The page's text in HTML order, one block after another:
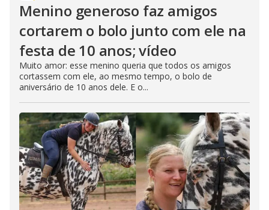
Menino generoso faz amigos
cortarem o bolo junto com ele na
festa de 10 anos; vídeo
Muito amor: esse menino queria que todos os amigos
cortassem com ele, ao mesmo tempo, o bolo de
aniversário de 10 anos dele. E o...